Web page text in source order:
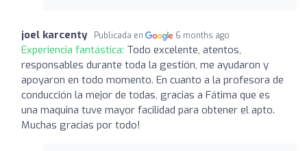
joel karcenty Publicada en 6 months ago
Experiencia fantástica: Todo excelente, atentos,
responsables durante toda la gestión, me ayudaron y
apoyaron en todo momento. En cuanto a la profesora de
conducción la mejor de todas, gracias a Fátima que es
una maquina tuve mayor facilidad para obtener el apto.
Muchas gracias por todo!